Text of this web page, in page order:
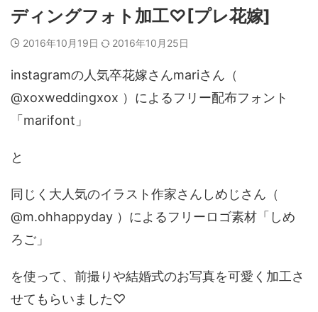
ディングフォト加工♡[プレ花嫁]
2016年10月19日 2016年10月25日
instagramの人気卒花嫁さんmariさん（
@xoxweddingxox ）によるフリー配布フォント
「marifont」
と
同じく大人気のイラスト作家さんしめじさん（
@m.ohhappyday ）によるフリーロゴ素材「しめ
ろご」
を使って、前撮りや結婚式のお写真を可愛く加工さ
せてもらいました♡